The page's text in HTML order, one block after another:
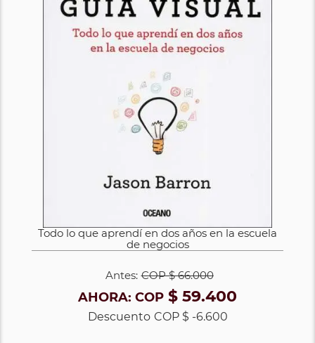
Todo lo que aprendí en dos años en la escuela
de negocios
Antes: COP$ 66.000
AHORA: COP $ 59.400
Descuento COP $ -6.600